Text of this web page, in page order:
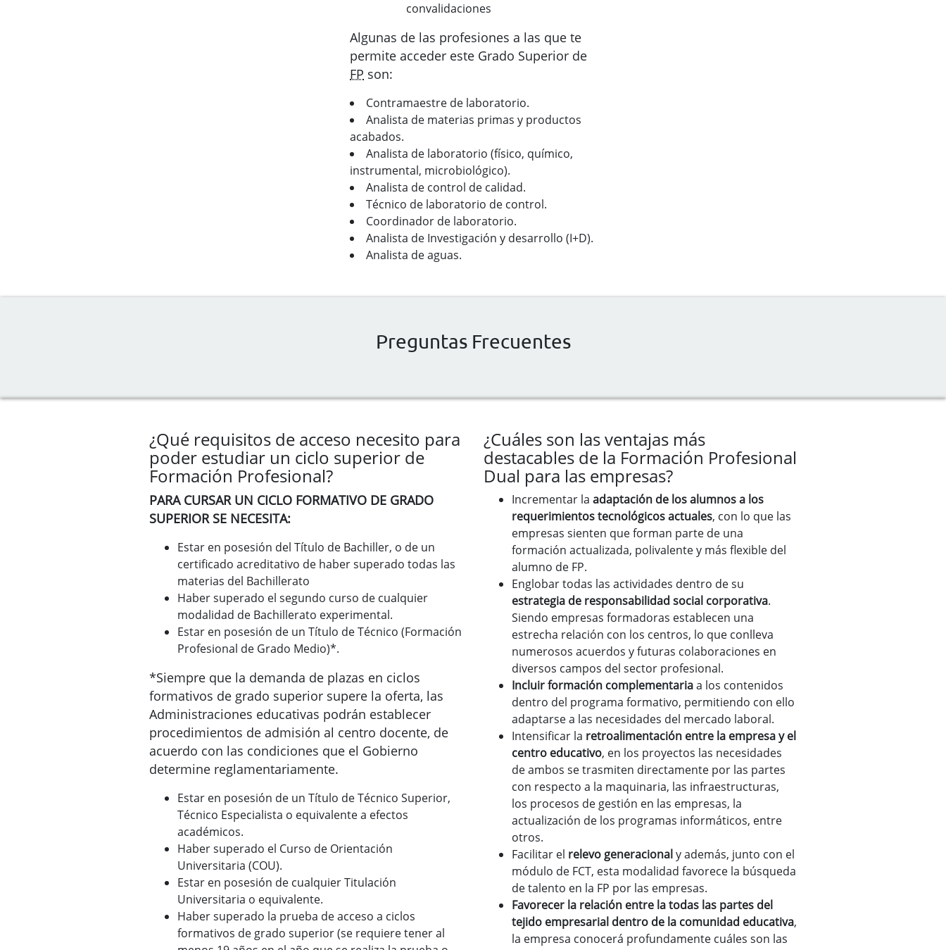
convalidaciones
Algunas de las profesiones a las que te
permite acceder este Grado Superior de
FP son:
Contramaestre de laboratorio.
Analista de materias primas y productos
acabados.
Analista de laboratorio (físico, químico,
instrumental, microbiológico).
Analista de control de calidad.
Técnico de laboratorio de control.
Coordinador de laboratorio.
Analista de Investigación y desarrollo (I+D).
Analista de aguas.
Preguntas Frecuentes
¿Qué requisitos de acceso necesito para
poder estudiar un ciclo superior de
Formación Profesional?
PARA CURSAR UN CICLO FORMATIVO DE GRADO
SUPERIOR SE NECESITA:
Estar en posesión del Título de Bachiller, o de un
certificado acreditativo de haber superado todas las
materias del Bachillerato
Haber superado el segundo curso de cualquier
modalidad de Bachillerato experimental.
Estar en posesión de un Título de Técnico (Formación
Profesional de Grado Medio)*.
*Siempre que la demanda de plazas en ciclos
formativos de grado superior supere la oferta, las
Administraciones educativas podrán establecer
procedimientos de admisión al centro docente, de
acuerdo con las condiciones que el Gobierno
determine reglamentariamente.
Estar en posesión de un Título de Técnico Superior,
Técnico Especialista o equivalente a efectos
académicos.
Haber superado el Curso de Orientación
Universitaria (COU).
Estar en posesión de cualquier Titulación
Universitaria o equivalente.
Haber superado la prueba de acceso a ciclos
formativos de grado superior (se requiere tener al
¿Cuáles son las ventajas más
destacables de la Formación Profesional
Dual para las empresas?
Incrementar la adaptación de los alumnos a los
requerimientos tecnológicos actuales, con lo que las
empresas sienten que forman parte de una
formación actualizada, polivalente y más flexible del
alumno de FP.
Englobar todas las actividades dentro de su
estrategia de responsabilidad social corporativa.
Siendo empresas formadoras establecen una
estrecha relación con los centros, lo que conlleva
numerosos acuerdos y futuras colaboraciones en
diversos campos del sector profesional.
Incluir formación complementariaa los contenidos
dentro del programa formativo, permitiendo con ello
adaptarse a las necesidades del mercado laboral.
Intensificar la retroalimentación entre la empresa y el
centro educativo, en los proyectos las necesidades
de ambos se trasmiten directamente por las partes
con respecto a la maquinaria, las infraestructuras,
los procesos de gestión en las empresas, la
actualización de los programas informáticos, entre
otros.
Facilitar el relevo generacionaly además, junto con el
módulo de FCT, esta modalidad favorece la búsqueda
de talento en la FP por las empresas.
Favorecer la relación entre la todas las partes del
tejido empresarial dentro de la comunidad educativa,
la empresa conocerá profundamente cuáles son las